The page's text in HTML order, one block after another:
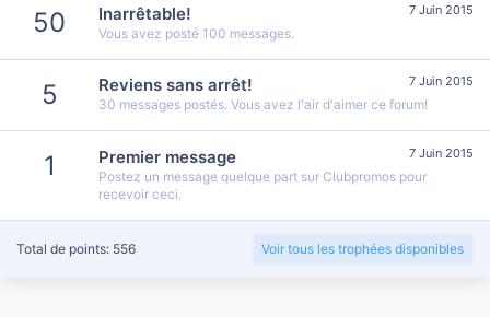
50 7 Juin 2015
Inarrêtable!
Vous avez posté 100 messages.
5 7 Juin 2015
Reviens sans arrêt!
30 messages postés. Vous avez l'air d'aimer ce forum!
1 7 Juin 2015
Premier message
Postez un message quelque part sur Clubpromos pour
recevoir ceci.
Total de points: 556 Voir tous les trophées disponibles